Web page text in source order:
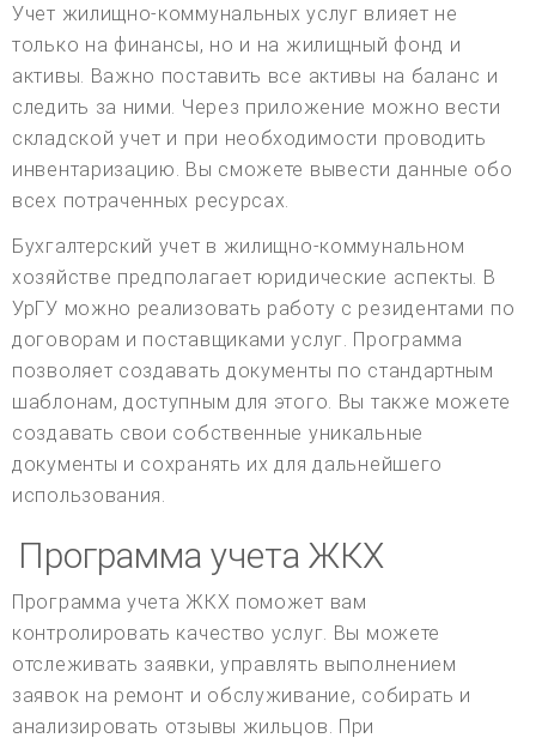
Учет жилищно-коммунальных услуг влияет не
только на финансы, но и на жилищный фонд и
активы. Важно поставить все активы на баланс и
следить за ними. Через приложение можно вести
складской учет и при необходимости проводить
инвентаризацию. Вы сможете вывести данные обо
всех потраченных ресурсах.
Бухгалтерский учет в жилищно-коммунальном
хозяйстве предполагает юридические аспекты. В
УрГУ можно реализовать работу с резидентами по
договорам и поставщиками услуг. Программа
позволяет создавать документы по стандартным
шаблонам, доступным для этого. Вы также можете
создавать свои собственные уникальные
документы и сохранять их для дальнейшего
использования.
Программа учета ЖКХ
Программа учета ЖКХ поможет вам
контролировать качество услуг. Вы можете
отслеживать заявки, управлять выполнением
заявок на ремонт и обслуживание, собирать и
анализировать отзывы жильцов. При